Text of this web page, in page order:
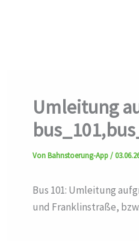
Umleitung
VonBahnstoerung-App/
Bus 101: Umleitung
und Franklinstraße,